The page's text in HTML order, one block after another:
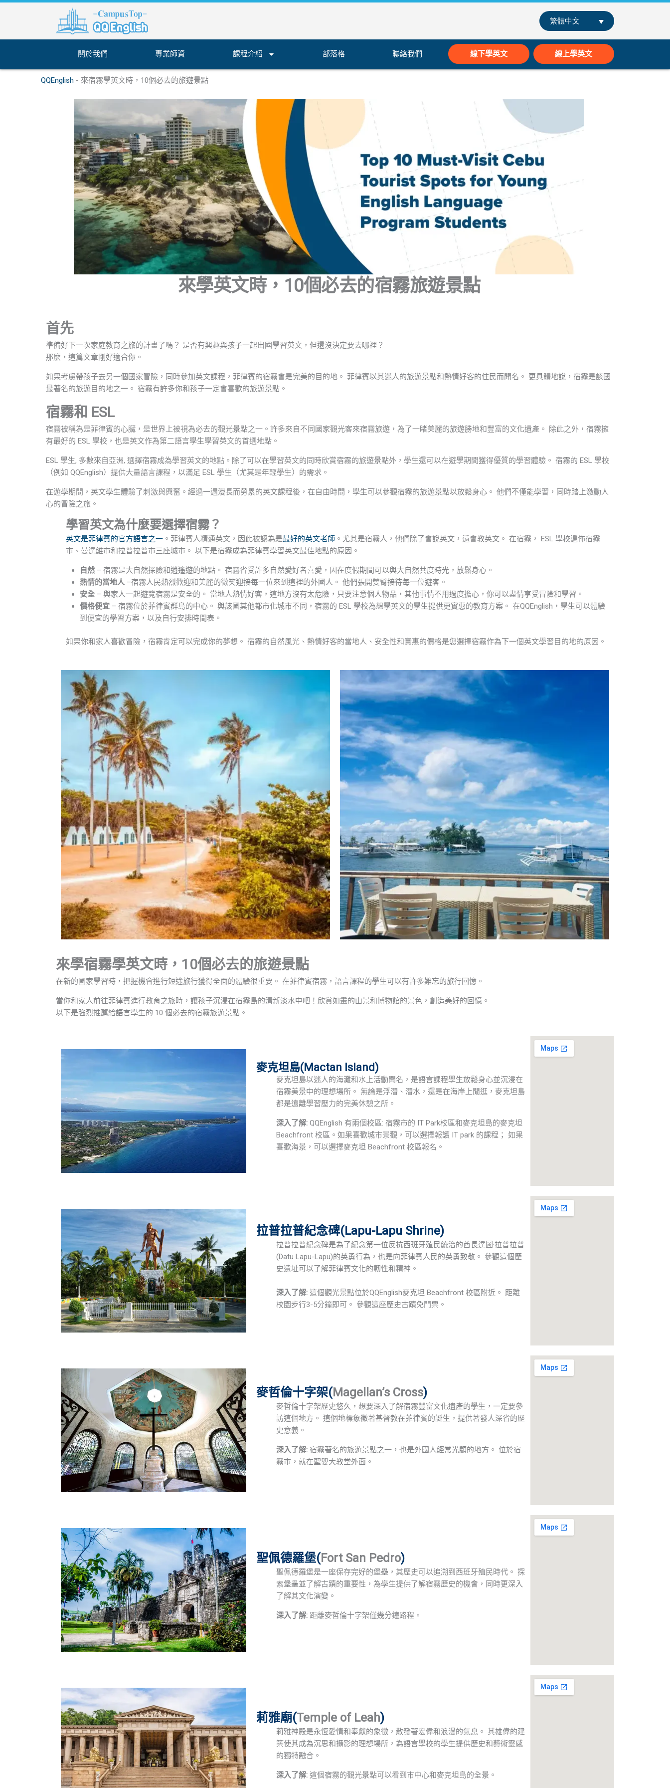
跳
要
繁體中文
關於我們 專業師資 課程介紹 部落格 聯絡我們 線下學英文 線上學英文
QQEnglish - 來宿霧學英文時，10個必去的旅遊景點
來學英文時，10個必去的宿霧旅遊景點
首先
準備好下一次家庭教育之旅的計畫了嗎？ 是否有興趣與孩子一起出國學習英文，但還沒決定要去哪裡？
那麼，這篇文章剛好適合你。
如果考慮帶孩子去另一個國家冒險，同時參加英文課程，菲律賓的宿霧會是完美的目的地。 菲律賓以其迷人的旅遊景點和熱情好客的住民而聞名。 更具體地說，宿霧是該國
最著名的旅遊目的地之一。 宿霧有許多你和孩子一定會喜歡的旅遊景點。
宿霧和 ESL
宿霧被稱為是菲律賓的心臟，是世界上被視為必去的觀光景點之一。許多來自不同國家觀光客來宿霧旅遊，為了一睹美麗的旅遊勝地和豐富的文化遺產。 除此之外，宿霧擁
有最好的 ESL 學校，也是英文作為第二語言學生學習英文的首選地點。
ESL 學生, 多數來自亞洲, 選擇宿霧成為學習英文的地點。除了可以在學習英文的同時欣賞宿霧的旅遊景點外，學生還可以在遊學期間獲得優質的學習體驗。 宿霧的 ESL 學校
（例如 QQEnglish）提供大量語言課程，以滿足 ESL 學生（尤其是年輕學生）的需求。
在遊學期間，英文學生體驗了刺激與興奮。經過一週漫長而勞累的英文課程後，在自由時間，學生可以參觀宿霧的旅遊景點以放鬆身心。 他們不僅能學習，同時踏上激動人
心的冒險之旅。
學習英文為什麼要選擇宿霧？
英文是菲律賓的官方語言之一 。菲律賓人精通英文，因此被認為是最好的英文老師 。尤其是宿霧人，他們除了會說英文，還會教英文。 在宿霧， ESL 學校遍佈宿霧
市、曼達維市和拉普拉普市三座城市。 以下是宿霧成為菲律賓學習英文最佳地點的原因。
自然 – 宿霧是大自然探險和逍遙遊的地點。 宿霧省受許多自然愛好者喜愛，因在度假期間可以與大自然共度時光，放鬆身心。
熱情的當地人–宿霧人民熱烈歡迎和美麗的微笑迎接每一位來到這裡的外國人。 他們張開雙臂接待每一位遊客。
安全 – 與家人一起遊覽宿霧是安全的。 當地人熱情好客，這地方沒有太危險，只要注意個人物品，其他事情不用過度擔心，你可以盡情享受冒險和學習。
價格便宜 – 宿霧位於菲律賓群島的中心。 與該國其他都市化城市不同，宿霧的 ESL 學校為想學英文的學生提供更實惠的教育方案。 在QQEnglish，學生可以體驗
到便宜的學習方案，以及自行安排時間表。
如果你和家人喜歡冒險，宿霧肯定可以完成你的夢想。 宿霧的自然風光、熱情好客的當地人、安全性和實惠的價格是您選擇宿霧作為下一個英文學習目的地的原因。
來學宿霧學英文時，10個必去的旅遊景點
在新的國家學習時，把握機會進行短途旅行獲得全面的體驗很重要。 在菲律賓宿霧，語言課程的學生可以有許多難忘的旅行回憶。
當你和家人前往菲律賓進行教育之旅時，讓孩子沉浸在宿霧島的清新淡水中吧！欣賞如畫的山景和博物館的景色，創造美好的回憶。
以下是強烈推薦給語言學生的 10 個必去的宿霧旅遊景點。
麥克坦島(Mactan Island)
麥克坦島以迷人的海灘和水上活動聞名，是語言課程學生放鬆身心並沉浸在
宿霧美景中的理想場所。 無論是浮潛、潛水，還是在海岸上閒逛，麥克坦島
都是遠離學習壓力的完美休憩之所。
深入了解: QQEnglish 有兩個校區: 宿霧市的 IT Park校區和麥克坦島的麥克坦
Beachfront 校區。如果喜歡城市景觀，可以選擇報讀 IT park 的課程； 如果
喜歡海景，可以選擇麥克坦 Beachfront 校區報名。
拉普拉普紀念碑(Lapu-Lapu Shrine)
拉普拉普紀念碑是為了紀念第一位反抗西班牙殖民統治的酋長達圖·拉普拉普
(Datu Lapu-Lapu)的英勇行為，也是向菲律賓人民的英勇致敬。 參觀這個歷
史遺址可以了解菲律賓文化的韌性和精神。
深入了解: 這個觀光景點位於QQEnglish麥克坦 Beachfront 校區附近。 距離
校園步行3-5分鐘即可。 參觀這座歷史古蹟免門票。
麥哲倫十字架(Magellan’s Cross)
麥哲倫十字架歷史悠久，想要深入了解宿霧豐富文化遺產的學生，一定要參
訪這個地方。 這個地標象徵著基督教在菲律賓的誕生，提供著發人深省的歷
史意義。
深入了解: 宿霧著名的旅遊景點之一，也是外國人經常光顧的地方。 位於宿
霧市，就在聖嬰大教堂外面。
聖佩德羅堡(Fort San Pedro)
聖佩德羅堡是一座保存完好的堡壘，其歷史可以追溯到西班牙殖民時代。 探
索堡壘並了解古蹟的重要性，為學生提供了解宿霧歷史的機會，同時更深入
了解其文化演變。
深入了解: 距離麥哲倫十字架僅幾分鐘路程。
莉雅廟(Temple of Leah)
莉雅神殿是永恆愛情和奉獻的象徵，散發著宏偉和浪漫的氣息。 其雄偉的建
築使其成為沉思和攝影的理想場所，為語言學校的學生提供歷史和藝術靈感
的獨特融合。
深入了解: 這個宿霧的觀光景點可以看到市中心和麥克坦島的全景。